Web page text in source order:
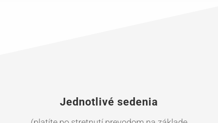
Jednotlivé sedenia